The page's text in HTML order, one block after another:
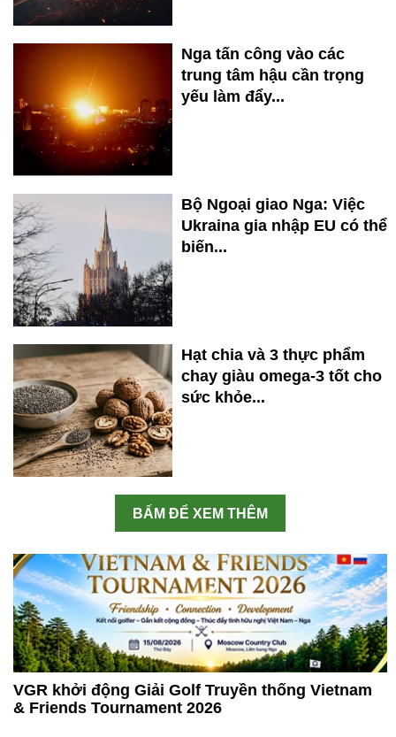
Nga tấn công vào các
trung tâm hậu cần trọng
yếu làm đẩy...
Bộ Ngoại giao Nga: Việc
Ukraina gia nhập EU có thể
biến...
Hạt chia và 3 thực phẩm
chay giàu omega-3 tốt cho
sức khỏe...
BẤM ĐỂ XEM THÊM
VGR khởi động Giải Golf Truyền thống Vietnam
& Friends Tournament 2026